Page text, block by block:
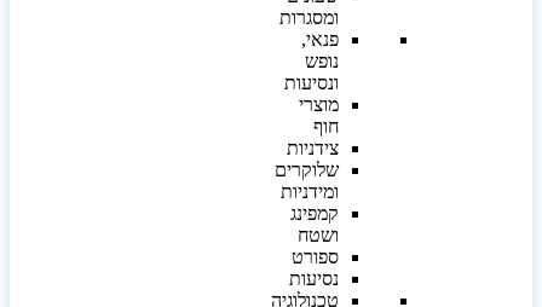
ומסגרות
פנאי,
נופש
ונסיעות
מוצרי
חוף
צידניות
שלוקרים
ומידניות
קמפינג
ושטח
ספורט
נסיעות
טכנולוגיה